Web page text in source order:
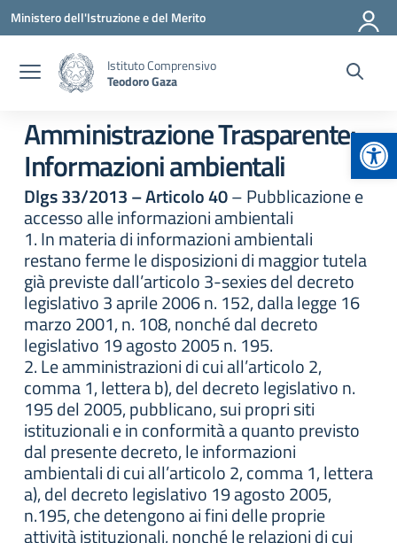
Vai ai contenuti
Vai al menu di navigazione
Vai al footer
Ministero dell'Istruzione e del Merito
Istituto Comprensivo
Teodoro Gaza
Amministrazione Trasparente:
Informazioni ambientali
Dlgs 33/2013 – Articolo 40– Pubblicazione e
accesso alle informazioni ambientali
1. In materia di informazioni ambientali
restano ferme le disposizioni di maggior tutela
già previste dall’articolo 3-sexies del decreto
legislativo 3 aprile 2006 n. 152, dalla legge 16
marzo 2001, n. 108, nonché dal decreto
legislativo 19 agosto 2005 n. 195.
2. Le amministrazioni di cui all’articolo 2,
comma 1, lettera b), del decreto legislativo n.
195 del 2005, pubblicano, sui propri siti
istituzionali e in conformità a quanto previsto
dal presente decreto, le informazioni
ambientali di cui all’articolo 2, comma 1, lettera
a), del decreto legislativo 19 agosto 2005,
n.195, che detengono ai fini delle proprie
attività istituzionali, nonché le relazioni di cui